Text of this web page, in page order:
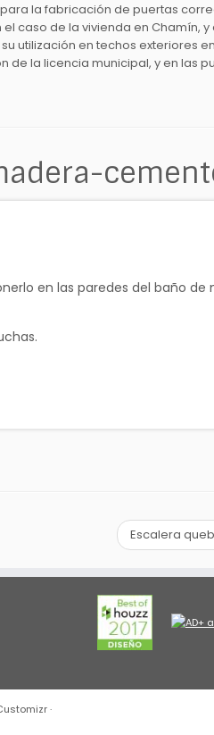
la fabricación de puertas
caso de la vivienda en Chamín,
utilización en techos exteriores
de la licencia municipal, y en las
en las paredes del baño de
Escalera
·